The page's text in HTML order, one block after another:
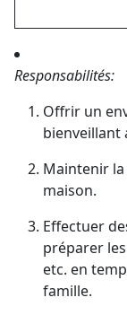
Responsabilités:
Offrir un
bienveillant
Maintenir
maison.
Effectuer
préparer
etc. en
famille.